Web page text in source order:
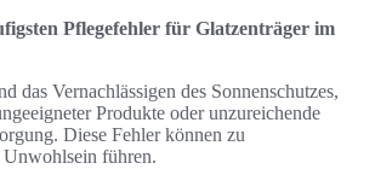
Pflegefehler für Glatzenträger im
das Vernachlässigen des Sonnenschutzes,
Produkte oder unzureichende
Diese Fehler können zu
Unwohlsein führen.